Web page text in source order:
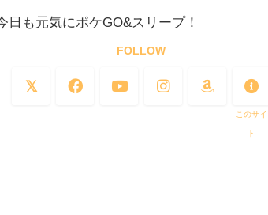
日も元気にポケGO&スリープ！
FOLLOW
このサイ
ト